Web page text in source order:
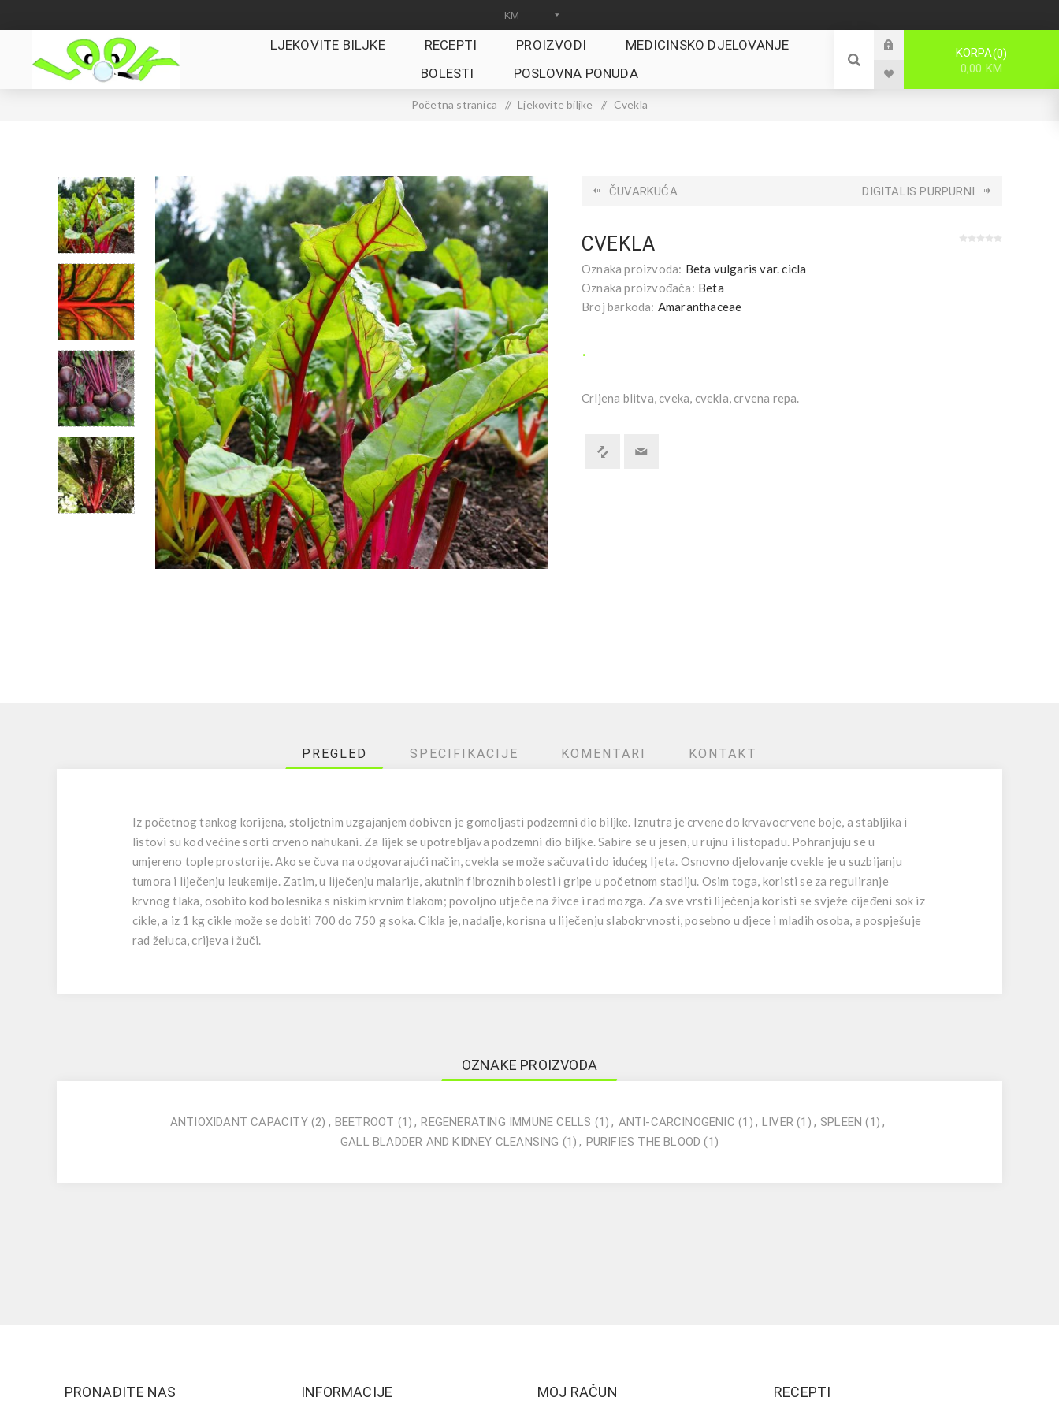
LJEKOVITE BILJKE RECEPTI PROIZVODI
MEDICINSKO DJELOVANJE
BOLESTI
POSLOVNA PONUDA
KORPA 0
0,00 KM
Početna stranica / Ljekovite biljke / Cvekla
ČUVARKUĆA DIGITALIS PURPURNI
CVEKLA
Oznaka proizvoda: Beta vulgaris var. cicla
Oznaka proizvođača: Beta
Broj barkoda: Amaranthaceae
.
Crljena blitva, cveka, cvekla, crvena repa.
PREGLED SPECIFIKACIJE KOMENTARI KONTAKT
Iz početnog tankog korijena, stoljetnim uzgajanjem dobiven je gomoljasti podzemni dio biljke. Iznutra je crvene do krvavocrvene boje, a stabljika i
listovi su kod većine sorti crveno nahukani. Za lijek se upotrebljava podzemni dio biljke. Sabire se u jesen, u rujnu i listopadu. Pohranjuju se u
umjereno tople prostorije. Ako se čuva na odgovarajući način, cvekla se može sačuvati do idućeg Ijeta. Osnovno djelovanje cvekle je u suzbijanju
tumora i liječenju leukemije. Zatim, u liječenju malarije, akutnih fibroznih bolesti i gripe u početnom stadiju. Osim toga, koristi se za reguliranje
krvnog tlaka, osobito kod bolesnika s niskim krvnim tlakom; povoljno utječe na živce i rad mozga. Za sve vrsti liječenja koristi se svježe cijeđeni sok iz
cikle, a iz 1 kg cikle može se dobiti 700 do 750 g soka. Cikla je, nadalje, korisna u liječenju slabokrvnosti, posebno u djece i mladih osoba, a pospješuje
rad želuca, crijeva i žuči.
OZNAKE PROIZVODA
ANTIOXIDANT CAPACITY (2) , BEETROOT (1) , REGENERATING IMMUNE CELLS (1) , ANTI-CARCINOGENIC (1) , LIVER (1) , SPLEEN (1) ,
GALL BLADDER AND KIDNEY CLEANSING (1) , PURIFIES THE BLOOD (1)
PRONAĐITE NAS INFORMACIJE MOJ RAČUN RECEPTI